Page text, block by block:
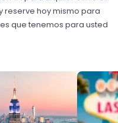
reserve hoy mismo para
que tenemos para usted